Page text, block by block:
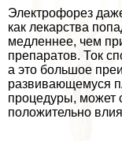
Электрофорез
как лекарства
медленнее, чем
препаратов. Ток
а это большое
развивающемуся
процедуры, может
положительно